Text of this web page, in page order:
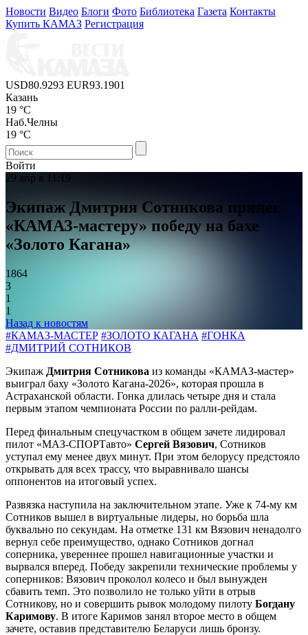
Новости Видео Блоги Фото Библиотека Газета Контакты
Купить КАМАЗ Регистрация
USD80.9293 EUR93.1901
Казань
19 °C
Наб.Челны
19 °C
Войти
29 апр в 11:19
Экипаж Дмитрия Сотникова принес
«КАМАЗ-мастеру» победу на бахе
«Золото Кагана»
1864
3
1
1
Назад к новостям
#КАМАЗ-МАСТЕР #ЗОЛОТО КАГАНА #ГОНКА
#ДМИТРИЙ СОТНИКОВ
Экипаж Дмитрия Сотникова из команды «КАМАЗ-мастер»
выиграл баху «Золото Кагана-2026», которая прошла в
Астраханской области. Гонка длилась четыре дня и стала
первым этапом чемпионата России по ралли-рейдам.
Перед финальным спецучастком в общем зачете лидировал
пилот «МАЗ-СПОРТавто» Сергей Вязович, Сотников
уступал ему менее двух минут. При этом белорусу предстояло
открывать для всех трассу, что выравнивало шансы
оппонентов на итоговый успех.
Развязка наступила на заключительном этапе. Уже к 74-му км
Сотников вышел в виртуальные лидеры, но борьба шла
буквально по секундам. На отметке 131 км Вязович ненадолго
вернул себе преимущество, однако Сотников догнал
соперника, увереннее прошел навигационные участки и
вырвался вперед. Победу закрепили технические проблемы у
соперников: Вязович проколол колесо и был вынужден
сбавить темп. Это позволило не только уйти в отрыв
Сотникову, но и совершить рывок молодому пилоту Богдану
Каримову. В итоге Каримов занял второе место в общем
зачете, оставив представителю Беларуси лишь бронзу.